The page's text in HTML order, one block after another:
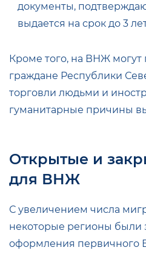
документы,
выдается на срок до 3
Кроме того, на ВНЖ могут
граждане Республики
торговли людьми и
гуманитарные причины
Открытые и
для ВНЖ
С увеличением числа
некоторые регионы были
оформления первичного